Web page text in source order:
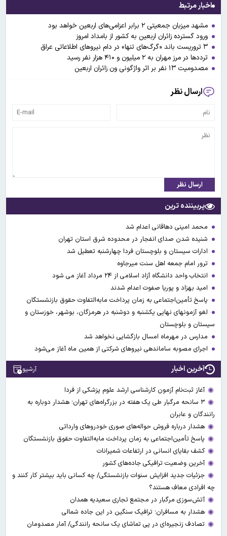
اخبار مرتبط
مشهد میزبان جمعیتی ۲ برابر اعزامی‌های اربعین خواهد بود
ورود گسترده زائران اربعین به کشور از بامداد امروز
۳ تروریست باند «گرگ‌های تنها» در دام نیروهای اطلاعاتی عراق
ترددها در مرز مهران به ۲ میلیون و ۴۱۰ هزار نفر رسید
مصدومیت ۱۳ نفر بر اثر واژگونی ون زائران اربعین
ارسال نظر
ارسال نظر
پربیننده ترین
محمد امینی دهاقانی اعدام شد
شنیده شدن صدای انفجار در محدوده شرق استان تهران
ادارات سیستان و بلوچستان فردا چهارشنبه تعطیل شد
ترور امام جمعه اهل سنت میرجاوه
انتخاب واحد دانشگاه آزاد اسلامی از ۲۴ مرداد آغاز می شود
امید بهزاد و پوریا صفوت اعدام شدند
پاسخ تأمین‌اجتماعی به زمان پرداخت مابه‌التفاوت حقوق بازنشستگان
لغو آزمونهای نهایی یکشنبه و دوشنبه در هرمزگان، بوشهر، خوزستان و
سیستان و بلوچستان
مدارس در مهرماه امسال بازگشایی نخواهد شد
اجرای مصوبه ساماندهی نیرو‌های شرکتی از همین ماه آغاز می‌شود
آخرین اخبار آرشیو
آغاز ثبت‌نام‌ آزمون کارشناسی ارشد علوم پزشکی از فردا
۳ سانحه مرگبار طی یک هفته در بزرگراه‌های تهران؛ هشدار دوباره به
رانندگان و عابران
هشدار درباره فروش حواله‌های صوری خودروهای وارداتی
پاسخ تأمین‌اجتماعی به زمان پرداخت مابه‌التفاوت حقوق بازنشستگان
کشف بقایای انسانی در ارتفاعات شمیرانات
آخرین وضعیت ترافیکی جاده‌های کشور
جزئیات جدید افزایش سنوات بازنشستگی/ چه کسانی باید بیشتر کار کنند و
چه افرادی معاف هستند؟
آتش‌سوزی مرگبار در مجتمع تجاری سعیدیه همدان
هشدار به مسافران؛ ترافیک سنگین در این جاده شمالی
تصادف زنجیره‌ای در پی تماشای یک سانحه رانندگی/ آمار مصدومان